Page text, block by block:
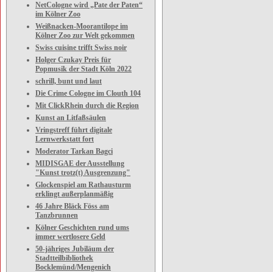
NetCologne wird „Pate der Paten“
im Kölner Zoo
Weißnacken-Moorantilope im
Kölner Zoo zur Welt gekommen
Swiss cuisine trifft Swiss noir
Holger Czukay Preis für
Popmusik der Stadt Köln 2022
schrill, bunt und laut
Die Crime Cologne im Clouth 104
Mit ClickRhein durch die Region
Kunst an Litfaßsäulen
Vringstreff führt digitale
Lernwerkstatt fort
Moderator Tarkan Bagci
MIDISGAE der Ausstellung
"Kunst trotz(t) Ausgrenzung"
Glockenspiel am Rathausturm
erklingt außerplanmäßig
46 Jahre Bläck Föss am
Tanzbrunnen
Kölner Geschichten rund ums
immer wertlosere Geld
50-jähriges Jubiläum der
Stadtteilbibliothek
Bocklemünd/Mengenich